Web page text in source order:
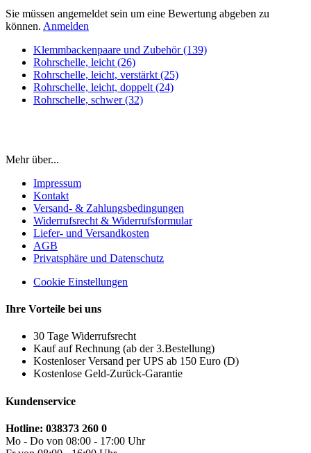
Sie müssen angemeldet sein um eine Bewertung abgeben zu
können. Anmelden
Klemmbackenpaare und Zubehör (139)
Rohrschelle, leicht (26)
Rohrschelle, leicht, verstärkt (25)
Rohrschelle, leicht, doppelt (24)
Rohrschelle, schwer (32)
Mehr über...
Impressum
Kontakt
Versand- & Zahlungsbedingungen
Widerrufsrecht & Widerrufsformular
Liefer- und Versandkosten
AGB
Privatsphäre und Datenschutz
Cookie Einstellungen
Ihre Vorteile bei uns
30 Tage Widerrufsrecht
Kauf auf Rechnung (ab der 3.Bestellung)
Kostenloser Versand per UPS ab 150 Euro (D)
Kostenlose Geld-Zurück-Garantie
Kundenservice
Hotline: 038373 260 0
Mo - Do von 08:00 - 17:00 Uhr